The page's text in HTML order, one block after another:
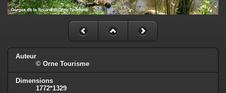
Auteur
© Orne Tourisme
Dimensions
1772*1329